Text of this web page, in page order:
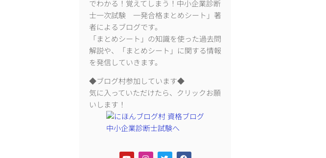
でわかる！覚えてしまう！中小企業診断
士一次試験 一発合格まとめシート」著
者によるブログです。
「まとめシート」の知識を使った過去問
解説や、「まとめシート」に関する情報
を発信していきます。
◆ブログ村参加しています◆
気に入っていただけたら、クリックお願
いします！